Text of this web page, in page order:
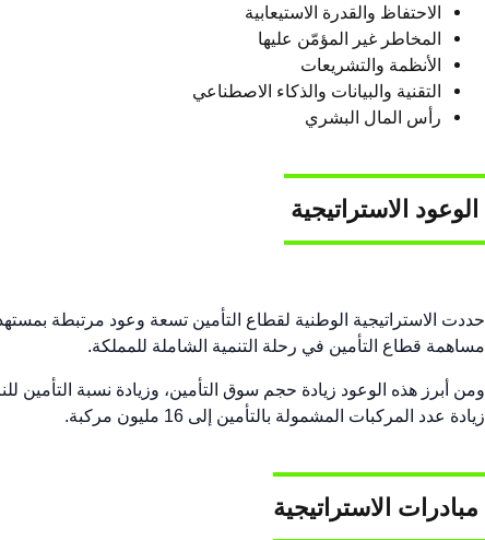
الاحتفاظ والقدرة الاستيعابية
المخاطر غير المؤمّن عليها
الأنظمة والتشريعات
التقنية والبيانات والذكاء الاصطناعي
رأس المال البشري​
​ الوعود الاستراتيجية
مساهمة قطاع التأمين في رحلة التنمية الشاملة للمملكة.
زيادة عدد المركبات المشمولة بالتأمين إلى 16 مليون مركبة​.
مبادرات الاستراتيجية